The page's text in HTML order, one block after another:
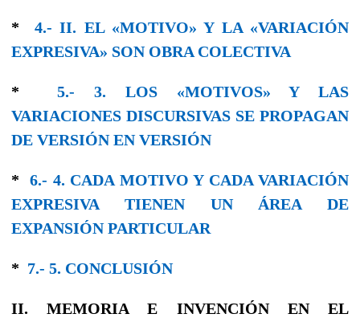
* 4.- II. EL «MOTIVO» Y LA «VARIACIÓN
EXPRESIVA» SON OBRA COLECTIVA
*5.- 3. LOS «MOTIVOS» Y LAS
VARIACIONES DISCURSIVAS SE PROPAGAN
DE VERSIÓN EN VERSIÓN
* 6.- 4. CADA MOTIVO Y CADA VARIACIÓN
EXPRESIVA TIENEN UN ÁREA DE
EXPANSIÓN PARTICULAR
* 7.- 5. CONCLUSIÓN
II. MEMORIA E INVENCIÓN EN EL